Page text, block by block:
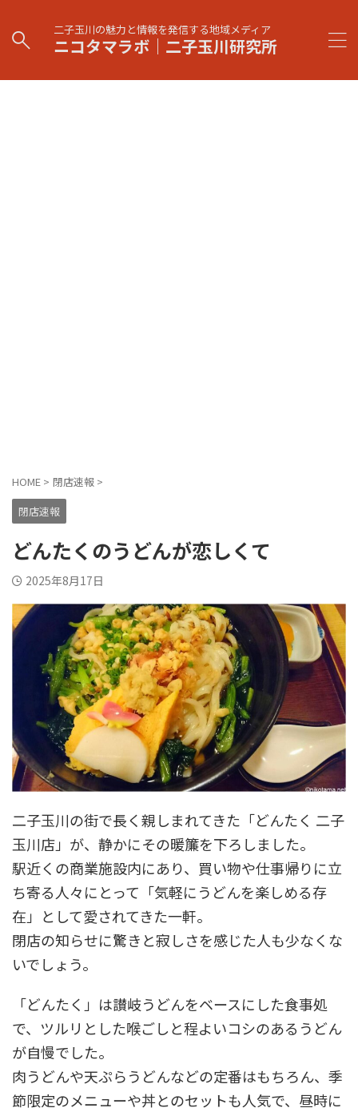
二子玉川の魅力と情報を発信する地域メディア
ニコタマラボ｜二子玉川研究所
HOME > 閉店速報 >
閉店速報
どんたくのうどんが恋しくて
2025年8月17日
二子玉川の街で長く親しまれてきた「どんたく 二子
玉川店」が、静かにその暖簾を下ろしました。
駅近くの商業施設内にあり、買い物や仕事帰りに立
ち寄る人々にとって「気軽にうどんを楽しめる存
在」として愛されてきた一軒。
閉店の知らせに驚きと寂しさを感じた人も少なくな
いでしょう。
「どんたく」は讃岐うどんをベースにした食事処
で、ツルリとした喉ごしと程よいコシのあるうどん
が自慢でした。
肉うどんや天ぷらうどんなどの定番はもちろん、季
節限定のメニューや丼とのセットも人気で、昼時に